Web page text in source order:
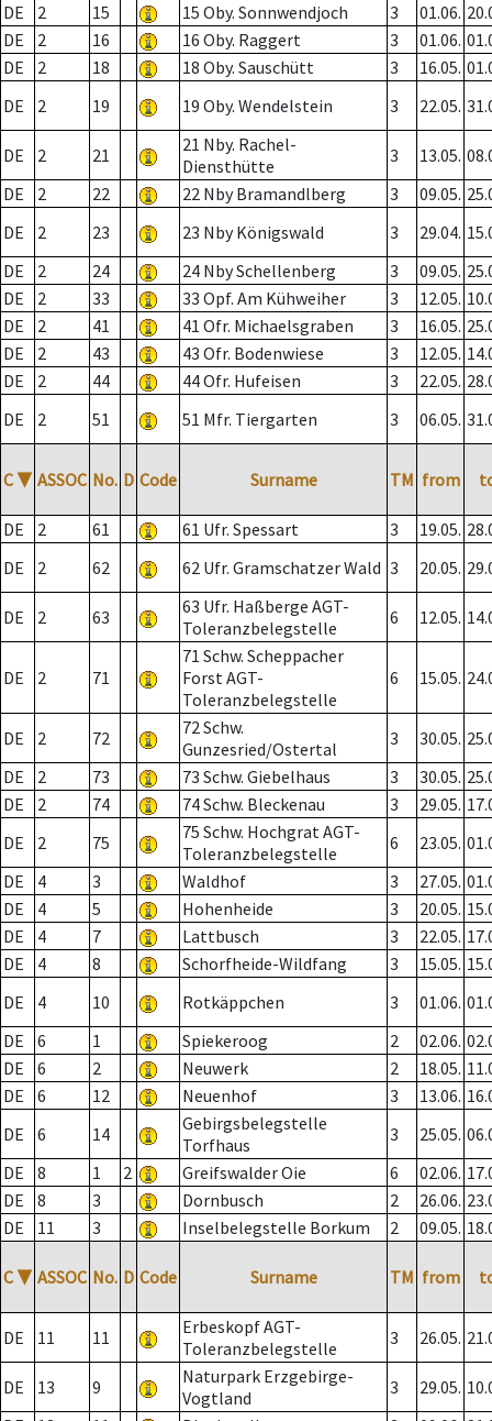
DE
2 15 15 Oby. Sonnwendjoch 3 01.06.
DE
2 16 16 Oby. Raggert 3 01.06.
DE
2 18 18 Oby. Sauschütt 3 16.05.
DE
2 19 19 Oby. Wendelstein 3 22.05.
DE 2 21
21 Nby. Rachel-
Diensthütte
3 13.05.
DE
2 22 22 Nby Bramandlberg 3 09.05.
DE
2 23 23 Nby Königswald 3 29.04.
DE
2 24 24 Nby Schellenberg 3 09.05.
DE
2 33 33 Opf. Am Kühweiher 3 12.05.
DE
2 41 41 Ofr. Michaelsgraben 3 16.05.
DE
2 43 43 Ofr. Bodenwiese 3 12.05.
DE
2 44 44 Ofr. Hufeisen 3 22.05.
DE
2 51 51 Mfr. Tiergarten 3 06.05.
C ▼ ASSOC No. D Code Surname TM from
DE 2 61 61 Ufr. Spessart 3 19.05.
DE
2 62 62 Ufr. Gramschatzer Wald 3 20.05.
DE 2 63
63 Ufr. Haßberge AGT-
Toleranzbelegstelle
6 12.05.
DE 2 71
71 Schw. Scheppacher
Forst AGT-
Toleranzbelegstelle
6 15.05.
DE 2 72
72 Schw.
Gunzesried/Ostertal
3 30.05.
DE
2 73 73 Schw. Giebelhaus 3 30.05.
DE
2 74 74 Schw. Bleckenau 3 29.05.
DE
2 75
75 Schw. Hochgrat AGT-
Toleranzbelegstelle
6 23.05.
DE
4 3 Waldhof 3 27.05.
DE
4 5 Hohenheide 3 20.05.
DE
4 7 Lattbusch 3 22.05.
DE
4 8 Schorfheide-Wildfang 3 15.05.
DE
4 10 Rotkäppchen 3 01.06.
DE
6 1 Spiekeroog 2 02.06.
DE
6 2 Neuwerk 2 18.05.
DE
6 12 Neuenhof 3 13.06.
DE
6 14
Gebirgsbelegstelle
Torfhaus
3 25.05.
DE
8 1 2 Greifswalder Oie 6 02.06.
DE
8 3 Dornbusch 2 26.06.
DE
11 3 Inselbelegstelle Borkum 2 09.05.
C ▼ ASSOC No. D Code Surname TM from
DE 11 11
Erbeskopf AGT-
Toleranzbelegstelle
3 26.05.
DE 13 9
Naturpark Erzgebirge-
Vogtland
3 29.05.